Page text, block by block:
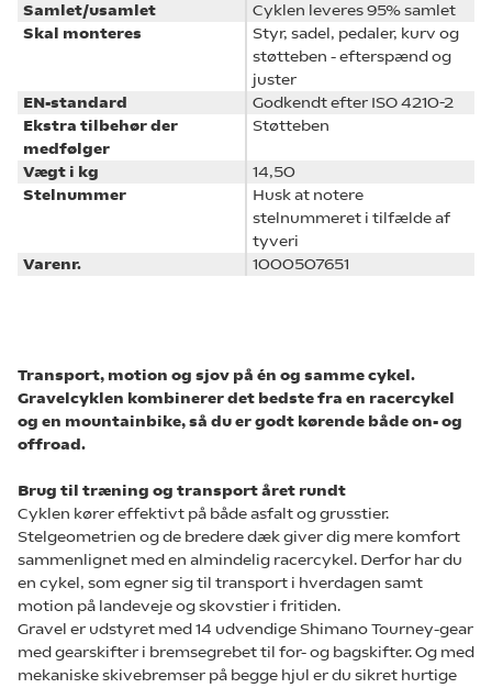
Samlet/usamlet
Cyklen leveres 95% samlet
Skal monteres
Styr, sadel, pedaler, kurv og
støtteben - efterspænd og
juster
EN-standard
Godkendt efter ISO 4210-2
Ekstra tilbehør der
medfølger
Støtteben
Vægt i kg
14,50
Stelnummer
Husk at notere
stelnummeret i tilfælde af
tyveri
Varenr.
1000507651
Transport, motion og sjov på én og samme cykel.
Gravelcyklen kombinerer det bedste fra en racercykel
og en mountainbike, så du er godt kørende både on- og
offroad.
Brug til træning og transport året rundt
Cyklen kører effektivt på både asfalt og grusstier.
Stelgeometrien og de bredere dækgiver dig mere komfort
sammenlignet med en almindelig racercykel. Derfor har du
en cykel, som egner sig til transport i hverdagen samt
motion på landeveje og skovstier i fritiden.
Gravel er udstyret med 14 udvendige ShimanoTourney-gear
med gearskifter i bremsegrebet til for- og bagskifter. Og med
mekaniske skivebremser på begge hjul erdu sikret hurtige